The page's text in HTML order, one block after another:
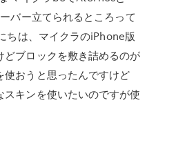
バー立てられるところって
ちは、マイクラのiPhone版
どブロックを敷き詰めるのが
使おうと思ったんですけど
スキンを使いたいのですが使